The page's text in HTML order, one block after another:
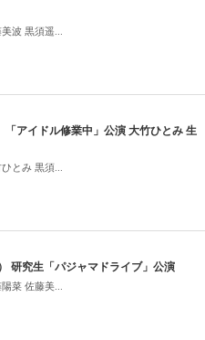
波 黒須遥...
「アイドル修業中」公演 大竹ひとみ 生
とみ 黒須...
研究生「パジャマドライブ」公演
菜 佐藤美...